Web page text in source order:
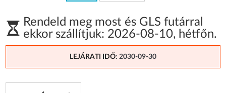
Rendeld meg most és GLS futárral
ekkor szállítjuk: 2026-08-10, hétfőn.
LEJÁRATI IDŐ: 2030-09-30